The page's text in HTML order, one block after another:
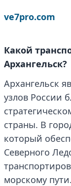
ve7pro.com
Какой
Архангельск?
Архангельск
узлов России
страны. В
который
Северного
морскому